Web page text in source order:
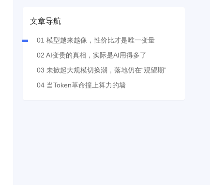
文章导航
01 模型越来越像，性价比才是唯一变量
02 AI变贵的真相，实际是AI用得多了
03 未掀起大规模切换潮，落地仍在“观望期”
04 当Token革命撞上算力的墙